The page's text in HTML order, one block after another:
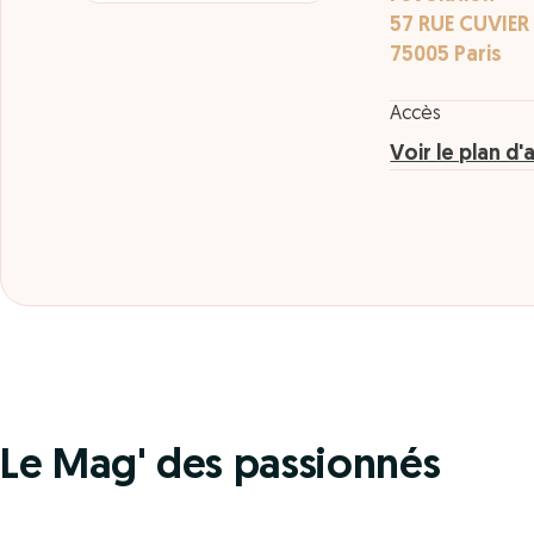
57 RUE CUVIER
75005 Paris
Accès
Voir le plan
Le Mag' des passionnés